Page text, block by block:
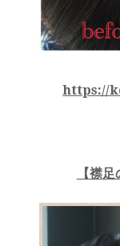
https://
【襟